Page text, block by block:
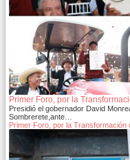
Primer Foro, por la
Presidió el gobernador David
Sombrerete,ante…
Primer Foro, por la Transformación